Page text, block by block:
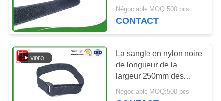
POLITIQUE
DE
CONFIDENTIALITÉ
Courroies de
crochet et de boucle
72
multiple de haute de
ténacité sangle en nylon
Négociable MOQ:500 pcs
CONTACT
La sangle en nylon noire
de longueur de la
largeur 250mm des
courroies 18mm de
sangle amarrent des
Négociable MOQ:500 pcs